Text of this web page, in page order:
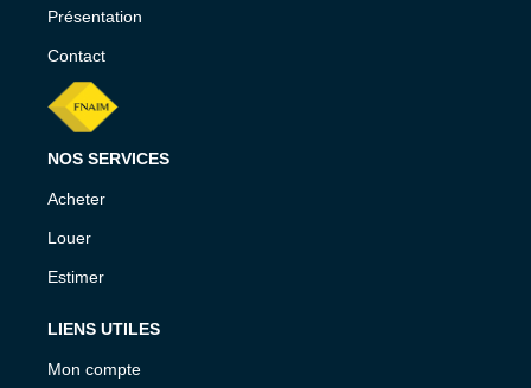
Présentation
Contact
NOS SERVICES
Acheter
Louer
Estimer
LIENS UTILES
Mon compte